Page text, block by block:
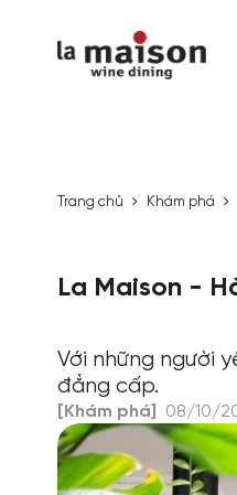
Trang chủ Khám phá
La Maison -
Với những người
đẳng cấp.
[Khám phá] 08/10/